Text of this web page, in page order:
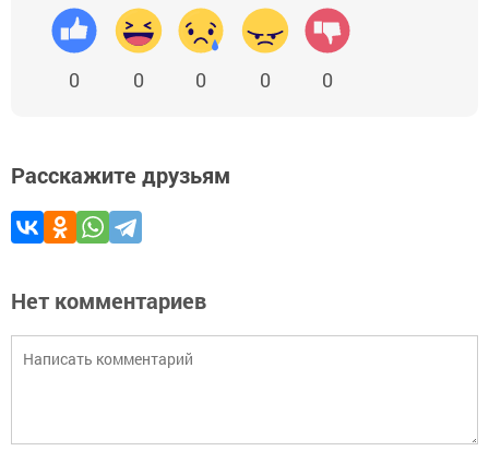
0 0 0 0 0
Расскажите друзьям
Нет комментариев